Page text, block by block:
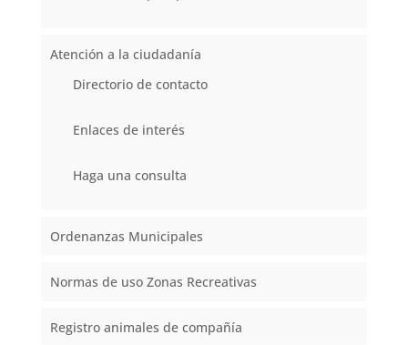
Atención a la ciudadanía
Directorio de contacto
Enlaces de interés
Haga una consulta
Ordenanzas Municipales
Normas de uso Zonas Recreativas
Registro animales de compañía